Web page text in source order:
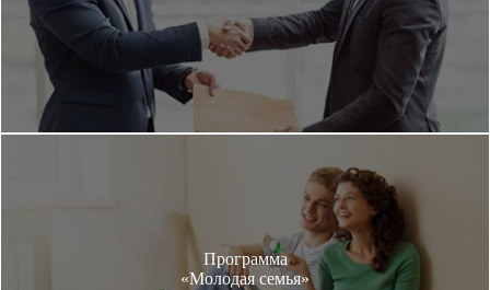
Программа
«Молодая семья»